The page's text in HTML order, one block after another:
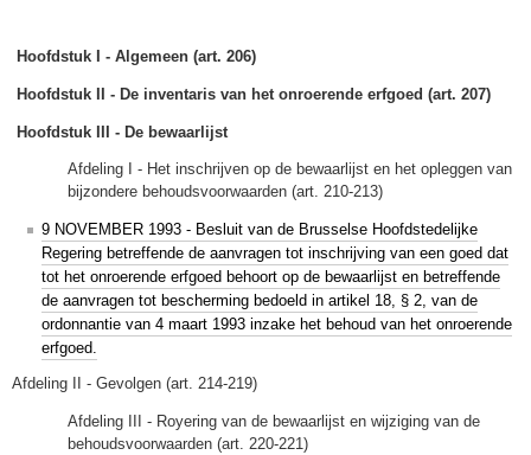
Hoofdstuk I - Algemeen (art. 206)
Hoofdstuk II - De inventaris van het onroerende erfgoed (art. 207)
Hoofdstuk III - De bewaarlijst
Afdeling I - Het inschrijven op de bewaarlijst en het opleggen van
bijzondere behoudsvoorwaarden (art. 210-213)
9 NOVEMBER 1993 - Besluit van de Brusselse Hoofdstedelijke
Regering betreffende de aanvragen tot inschrijving van een goed dat
tot het onroerende erfgoed behoort op de bewaarlijst en betreffende
de aanvragen tot bescherming bedoeld in artikel 18, § 2, van de
ordonnantie van 4 maart 1993 inzake het behoud van het onroerende
erfgoed.
Afdeling II - Gevolgen (art. 214-219)
Afdeling III - Royering van de bewaarlijst en wijziging van de
behoudsvoorwaarden (art. 220-221)